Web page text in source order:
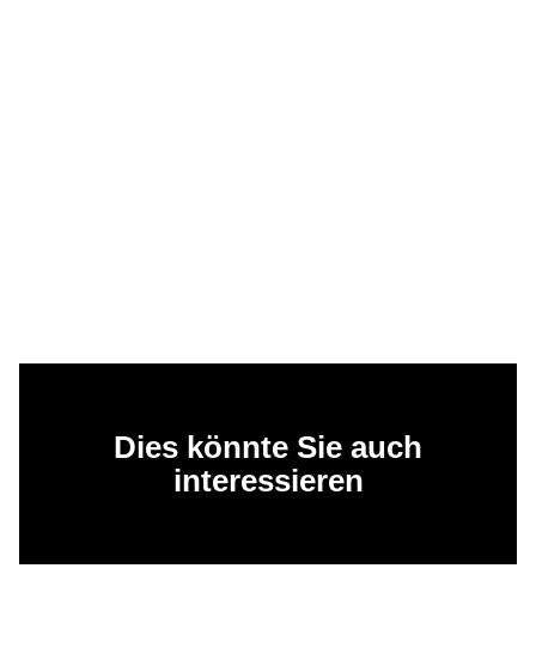
Dies könnte Sie auch
interessieren